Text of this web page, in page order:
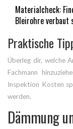
Materialcheck:
Bleirohre verbaut
Praktische
Überleg dir, welche
Fachmann
Inspektion Kosten
werden.
Dämmung